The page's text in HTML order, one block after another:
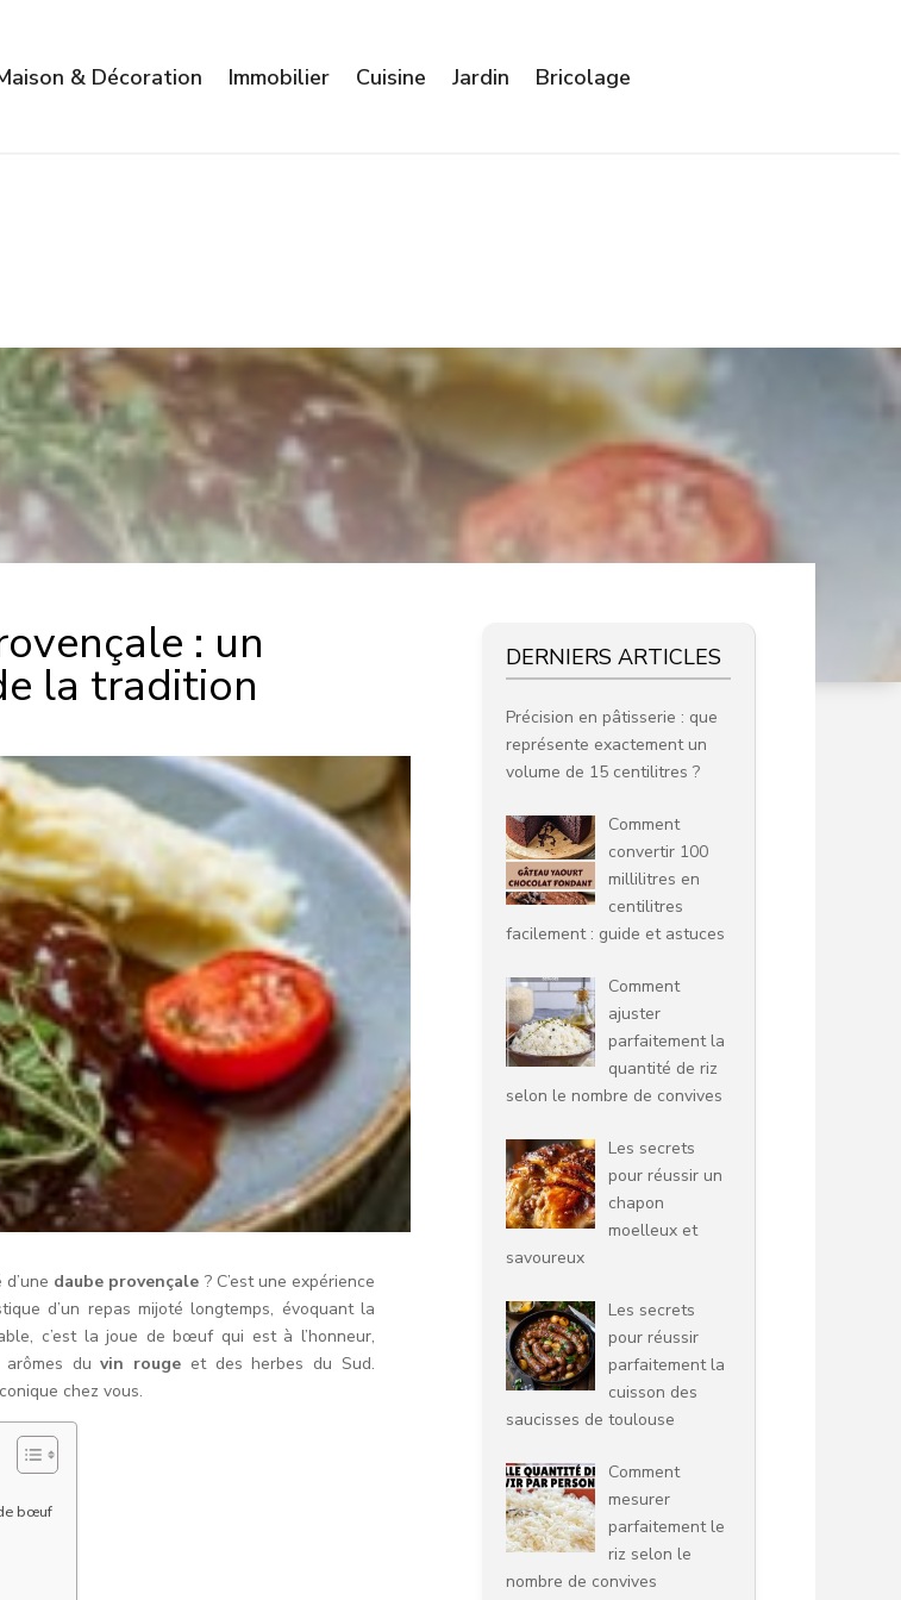
& Décoration Immobilier Cuisine Jardin Bricolage
: un
la tradition
daube provençale ? C’est une expérience
d’un repas mijoté longtemps, évoquant la
c’est la joue de bœuf qui est à l’honneur,
arômes duvin rouge et des herbes du Sud.
chez vous.
bœuf
DERNIERS ARTICLES
Précision en pâtisserie : que
représente exactement un
volume de 15 centilitres ?
Comment
convertir 100
millilitres en
centilitres
facilement : guide et astuces
Comment
ajuster
parfaitement la
quantité de riz
selon le nombre de convives
Les secrets
pour réussir un
chapon
moelleux et
savoureux
Les secrets
pour réussir
parfaitement la
cuisson des
saucisses de toulouse
Comment
mesurer
parfaitement le
riz selon le
nombre de convives